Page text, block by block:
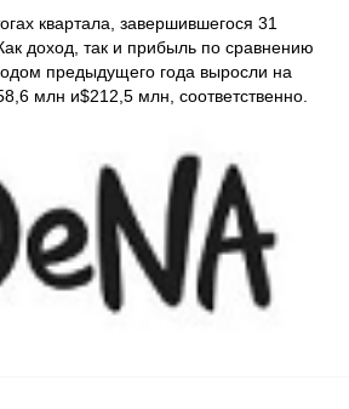
квартала, завершившегося 31
доход, так и прибыль по сравнению
предыдущего года выросли на
млн и$212,5 млн, соответственно.